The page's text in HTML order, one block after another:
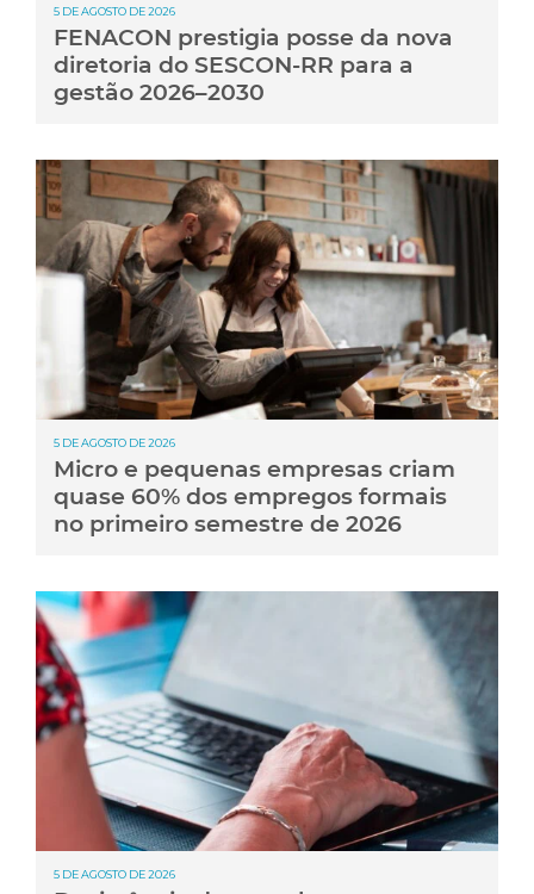
5 DE AGOSTO DE 2026
FENACON prestigia posse da nova
diretoria do SESCON-RR para a
gestão 2026–2030
5 DE AGOSTO DE 2026
Micro e pequenas empresas criam
quase 60% dos empregos formais
no primeiro semestre de 2026
5 DE AGOSTO DE 2026